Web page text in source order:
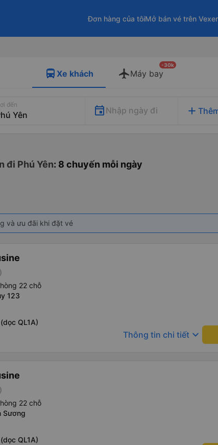
Đơn hàng của tôiMở bán vé trên
Xe khách Máy bay
-30k
đến
Nhập ngày đi add
đi Phú Yên: 8 chuyến mỗi ngày
và ưu đãi khi đặt vé
22 chỗ
123
QL1A)
Thông tin chi tiết keyboard_arrow_down
22 chỗ
Sương
QL1A)